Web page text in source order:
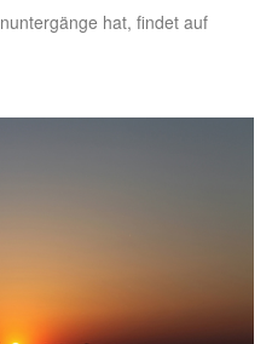
hat, findet auf